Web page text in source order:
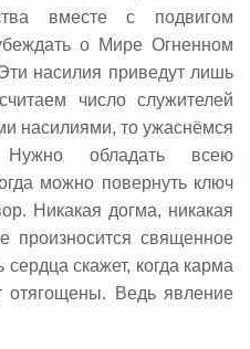
вместе с подвигом
о Мире Огненном
насилия приведут лишь
число служителей
насилиями, то ужаснёмся
Нужно обладать всею
можно повернуть ключ
Никакая догма, никакая
произносится священное
скажет, когда карма
отягощены. Ведь явление